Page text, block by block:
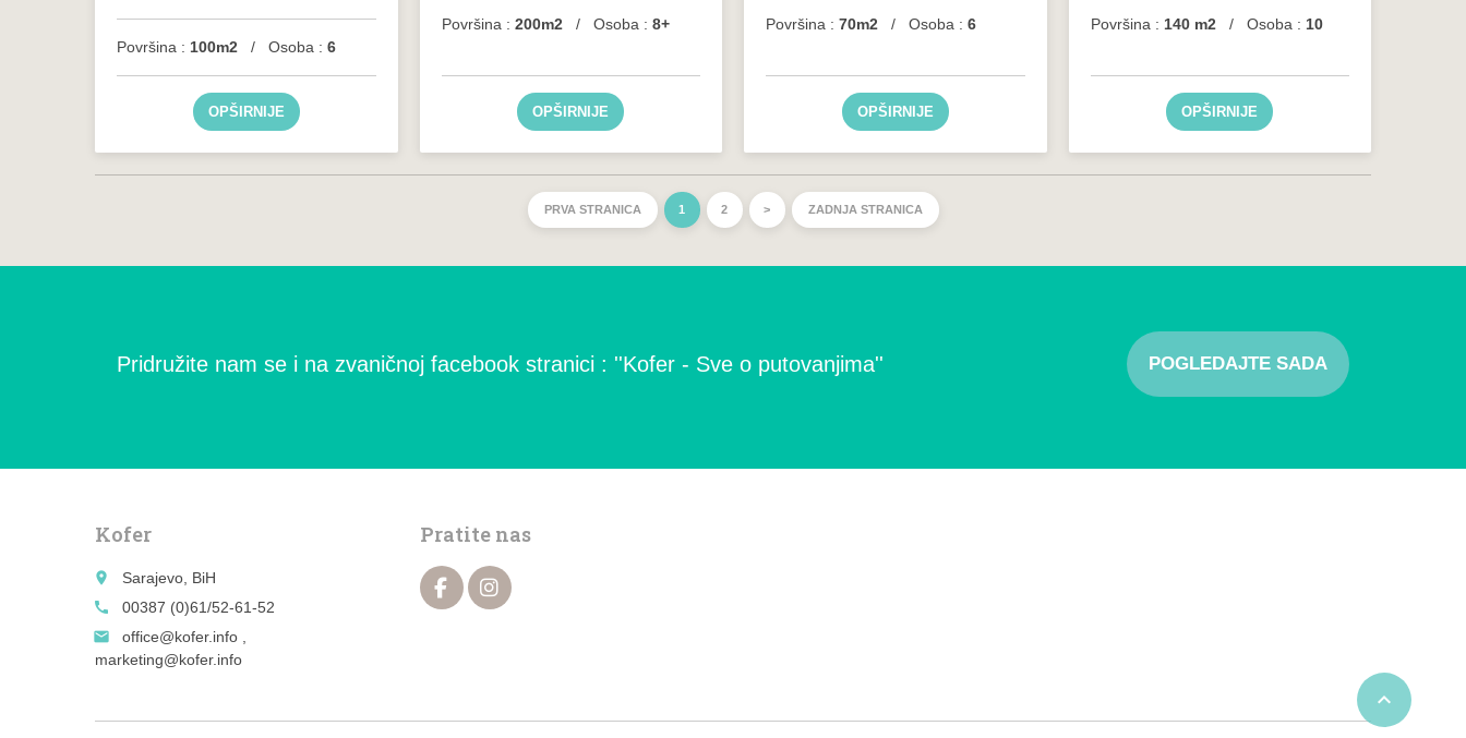
Površina : 100m2 / Osoba : 6
OPŠIRNIJE
Površina : 200m2 / Osoba : 8+
OPŠIRNIJE
Površina : 70m2 / Osoba : 6
OPŠIRNIJE
Površina : 140 m2 / Osoba : 10
OPŠIRNIJE
PRVA STRANICA 1 2 > ZADNJA STRANICA
Pridružite nam se i na zvaničnoj facebook stranici : ''Kofer - Sve o putovanjima'' POGLEDAJTE SADA
Kofer
place
Sarajevo, BiH
call
00387 (0)61/52-61-52
email
office@kofer.info ,
marketing@kofer.info
Pratite nas
